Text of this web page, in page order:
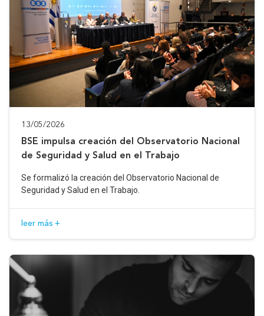
13/05/2026
BSE impulsa creación del Observatorio Nacional
de Seguridad y Salud en el Trabajo
Se formalizó la creación del Observatorio Nacional de
Seguridad y Salud en el Trabajo.
leer más +